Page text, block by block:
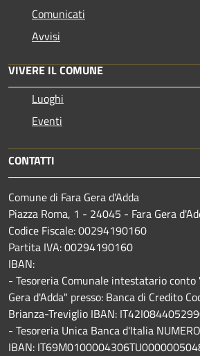
Comunicati
Avvisi
VIVERE IL COMUNE
Luoghi
Eventi
CONTATTI
Comune di Fara Gera d'Adda
Piazza Roma, 1 - 24045 - Fara Gera
Codice Fiscale: 00294190160
Partita IVA: 00294190160
IBAN:
- Tesoreria Comunale intestatario conto
Gera d'Adda" presso: Banca di Credito
Brianza-Treviglio IBAN:
- Tesoreria Unica Banca d'Italia
IBAN: